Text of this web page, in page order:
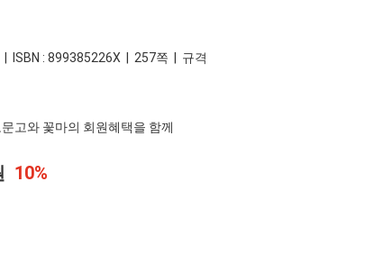
| ISBN : 899385226X | 257쪽 | 규격
고와 꽃마의 회원혜택을 함께
10%